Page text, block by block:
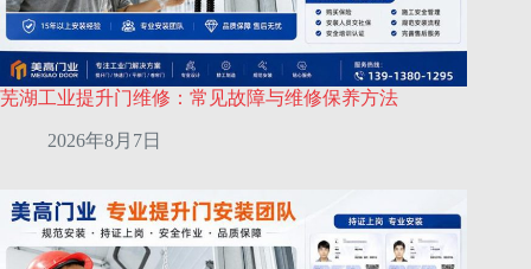
芜湖工业提升门维修：常见故障与维修保养方法
2026年8月7日